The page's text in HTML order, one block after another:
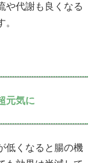
や代謝も良くなる
元気に
低くなると腸の機